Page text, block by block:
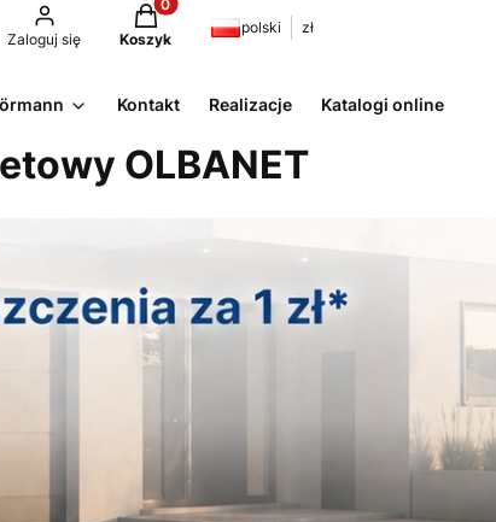
Zaloguj się
Produkty w koszyku: 0. Zobacz szczegóły
Koszyk
polski zł
Kontakt Realizacje Katalogi online
OLBANET